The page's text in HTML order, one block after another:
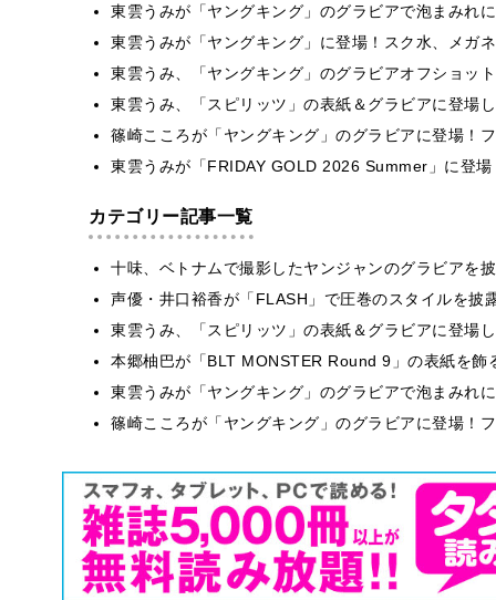
東雲うみが「ヤングキング」のグラビアで泡まみれ
東雲うみが「ヤングキング」に登場！スク水、メガ
東雲うみ、「ヤングキング」のグラビアオフショッ
東雲うみ、「スピリッツ」の表紙＆グラビアに登場
篠崎こころが「ヤングキング」のグラビアに登場！
東雲うみが「FRIDAY GOLD 2026 Summer」に登
カテゴリー記事一覧
十味、ベトナムで撮影したヤンジャンのグラビアを
声優・井口裕香が「FLASH」で圧巻のスタイルを
東雲うみ、「スピリッツ」の表紙＆グラビアに登場
本郷柚巴が「BLT MONSTER Round 9」の表紙を
東雲うみが「ヤングキング」のグラビアで泡まみれ
篠崎こころが「ヤングキング」のグラビアに登場！